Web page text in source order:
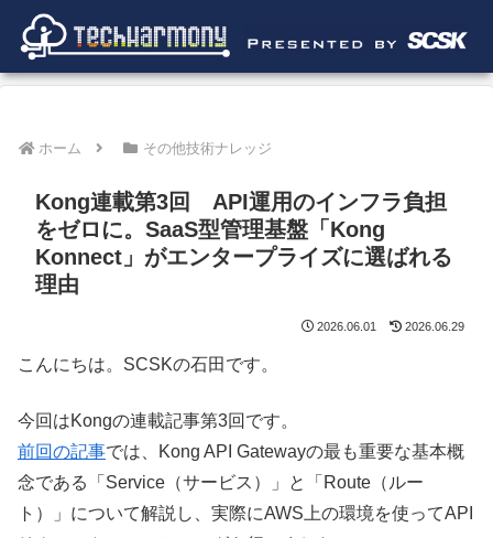
ホーム その他技術ナレッジ
Kong連載第3回 API運用のインフラ負担
をゼロに。SaaS型管理基盤「Kong
Konnect」がエンタープライズに選ばれる
理由
2026.06.01 2026.06.29
こんにちは。SCSKの石田です。
今回はKongの連載記事第3回です。
前回の記事では、Kong API Gatewayの最も重要な基本概
念である「Service（サービス）」と「Route（ルー
ト）」について解説し、実際にAWS上の環境を使ってAPI